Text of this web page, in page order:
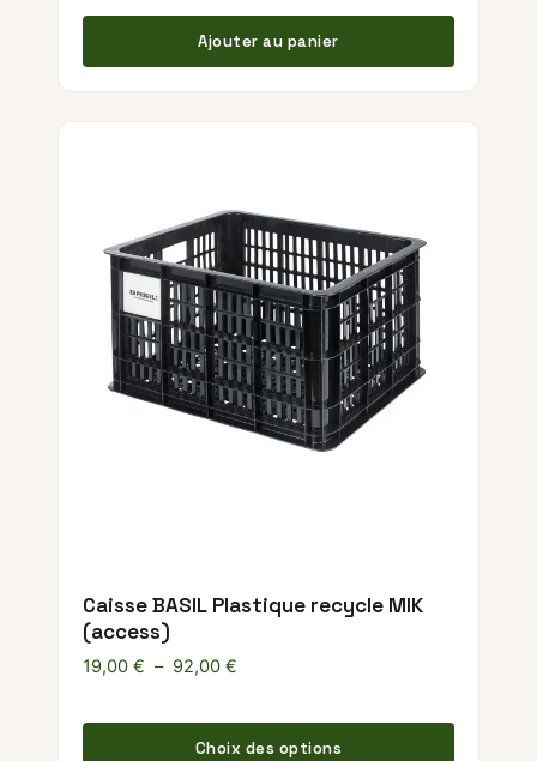
Ajouter au panier
Caisse BASIL Plastique recycle MIK
(access)
19,00 € – 92,00 €
Choix des options
Ce